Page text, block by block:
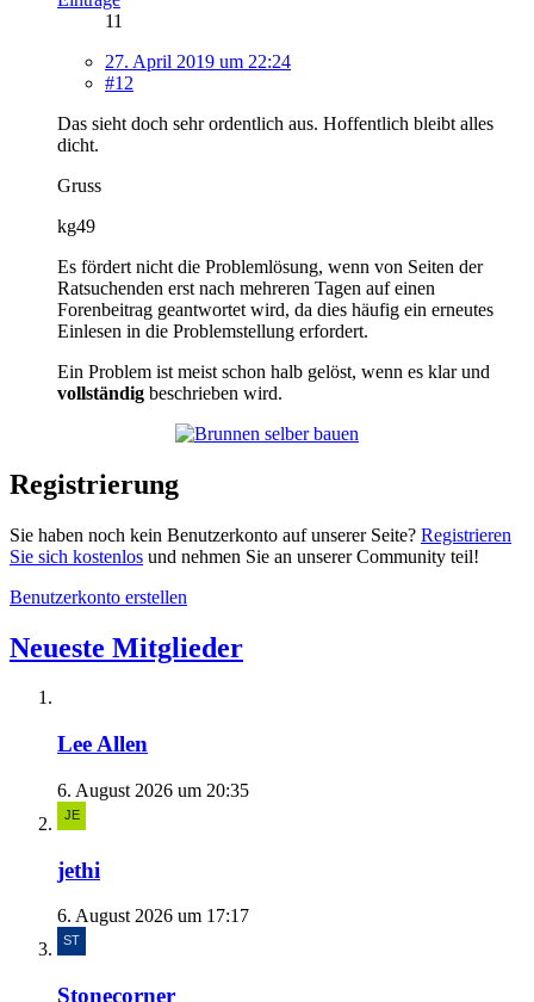
11
27. April 2019 um 22:24
#12
Das sieht doch sehr ordentlich aus. Hoffentlich bleibt alles
dicht.
Gruss
kg49
Es fördert nicht die Problemlösung, wenn von Seiten der
Ratsuchenden erst nach mehreren Tagen auf einen
Forenbeitrag geantwortet wird, da dies häufig ein erneutes
Einlesen in die Problemstellung erfordert.
Ein Problem ist meist schon halb gelöst, wenn es klar und
vollständig beschrieben wird.
Registrierung
Sie haben noch kein Benutzerkonto auf unserer Seite? Registrieren
Sie sich kostenlos und nehmen Sie an unserer Community teil!
Benutzerkonto erstellen
Neueste Mitglieder
Lee Allen
6. August 2026 um 20:35
jethi
6. August 2026 um 17:17
Stonecorner